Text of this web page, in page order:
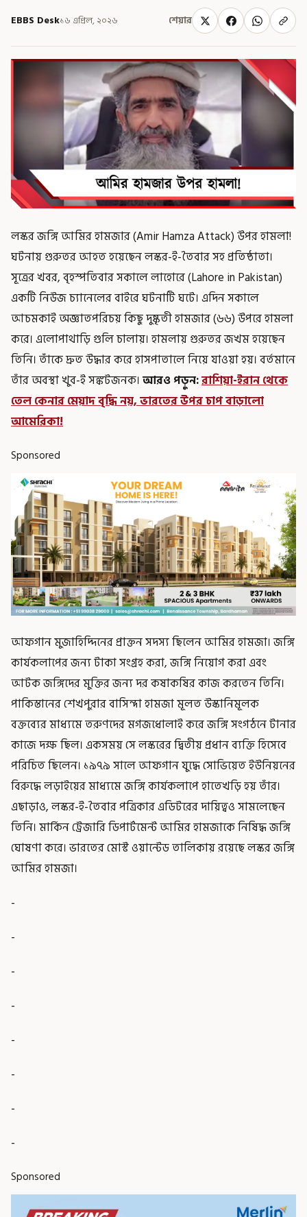
EBBS Desk১৬ এপ্রিল, ২০২৬ শেয়ার
লস্কর জঙ্গি আমির হামজার (Amir Hamza Attack) উপর হামলা!
ঘটনায় গুরুতর আহত হয়েছেন লস্কর-ই-তৈবার সহ প্রতিষ্ঠাতা।
সূত্রের খবর, বৃহস্পতিবার সকালে লাহোরে (Lahore in Pakistan)
একটি নিউজ চ্যানেলের বাইরে ঘটনাটি ঘটে। এদিন সকালে
আচমকাই অজ্ঞাতপরিচয় কিছু দুষ্কৃতী হামজার (৬৬) উপরে হামলা
করে। এলোপাথাড়ি গুলি চালায়। হামলায় গুরুতর জখম হয়েছেন
তিনি। তাঁকে দ্রুত উদ্ধার করে হাসপাতালে নিয়ে যাওয়া হয়। বর্তমানে
তাঁর অবস্থা খুব-ই সঙ্কটজনক।আরও পড়ুন:রাশিয়া-ইরান থেকে
তেল কেনার মেয়াদ বৃদ্ধি নয়, ভারতের উপর চাপ বাড়ালো
আমেরিকা!
Sponsored
আফগান মুজাহিদ্দিনের প্রাক্তন সদস্য ছিলেন আমির হামজা। জঙ্গি
কার্যকলাপের জন্য টাকা সংগ্রহ করা, জঙ্গি নিয়োগ করা এবং
আটক জঙ্গিদের মুক্তির জন্য দর কষাকষির কাজ করতেন তিনি।
পাকিস্তানের শেখপুরার বাসিন্দা হামজা মূলত উস্কানিমূলক
বক্তব্যের মাধ্যমে তরুণদের মগজধোলাই করে জঙ্গি সংগঠনে টানার
কাজে দক্ষ ছিল। একসময় সে লস্করের দ্বিতীয় প্রধান ব্যক্তি হিসেবে
পরিচিত ছিলেন। ১৯৭৯ সালে আফগান যুদ্ধে সোভিয়েত ইউনিয়নের
বিরুদ্ধে লড়াইয়ের মাধ্যমে জঙ্গি কার্যকলাপে হাতেখড়ি হয় তাঁর।
এছাড়াও, লস্কর-ই-তৈবার পত্রিকার এডিটরের দায়িত্বও সামলেছেন
তিনি। মার্কিন ট্রেজারি ডিপার্টমেন্ট আমির হামজাকে নিষিদ্ধ জঙ্গি
ঘোষণা করে। ভারতের মোস্ট ওয়ান্টেড তালিকায় রয়েছে লস্কর জঙ্গি
আমির হামজা।
-
-
-
-
-
-
-
-
Sponsored